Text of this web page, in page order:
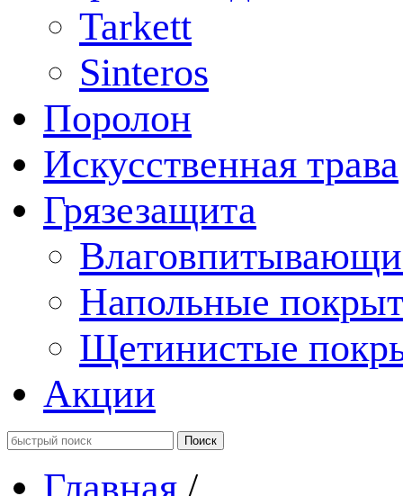
Tarkett
Sinteros
Поролон
Искусственная трава
Грязезащита
Напольные
Щетинистые
Акции